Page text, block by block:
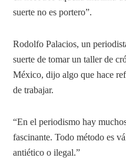
suerte no es portero”.
Rodolfo Palacios, un
suerte de tomar un taller de
México, dijo algo que hace
de trabajar.
“En el periodismo hay
fascinante. Todo método es
antiético o ilegal.”